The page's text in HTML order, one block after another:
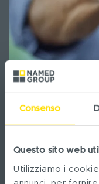
Consenso
Questo sito web
Utilizziamo i
NATIONS
AGEING”
L’Assemblea
l’OMS, ha